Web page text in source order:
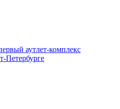
аутлет-комплекс
Петербурге